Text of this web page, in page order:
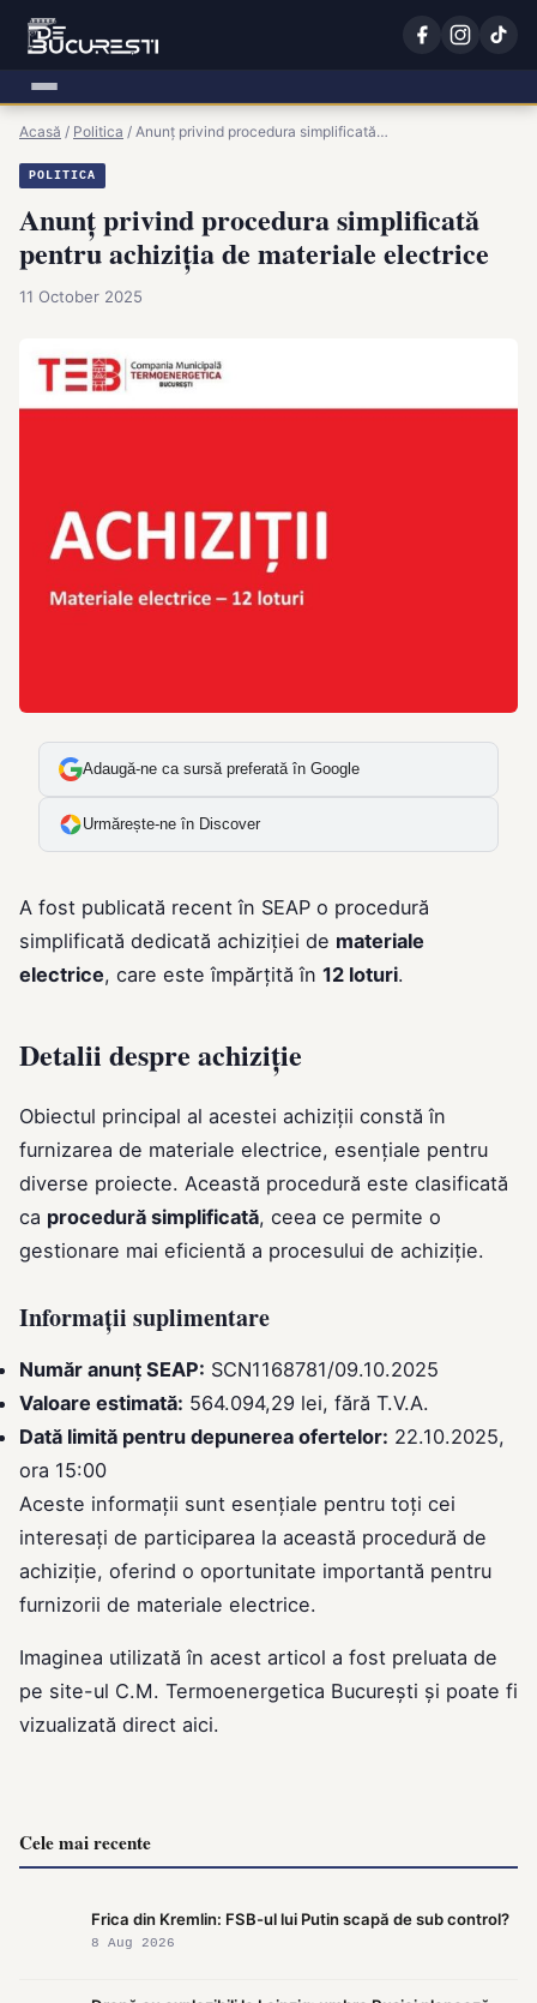
Acasă / Politica / Anunț privind procedura simplificată…
POLITICA
Anunț privind procedura simplificată
pentru achiziția de materiale electrice
11 October 2025
Adaugă-ne ca sursă preferată în Google
Urmărește-ne în Discover
A fost publicată recent în SEAP o procedură
simplificată dedicată achiziției de materiale
electrice, care este împărțită în 12 loturi.
Detalii despre achiziție
Obiectul principal al acestei achiziții constă în
furnizarea de materiale electrice, esențiale pentru
diverse proiecte. Această procedură este clasificată
ca procedură simplificată, ceea ce permite o
gestionare mai eficientă a procesului de achiziție.
Informații suplimentare
Număr anunț SEAP: SCN1168781/09.10.2025
Valoare estimată: 564.094,29 lei, fără T.V.A.
Dată limită pentru depunerea ofertelor: 22.10.2025,
ora 15:00
Aceste informații sunt esențiale pentru toți cei
interesați de participarea la această procedură de
achiziție, oferind o oportunitate importantă pentru
furnizorii de materiale electrice.
Imaginea utilizată în acest articol a fost preluata de
pe site-ul C.M. Termoenergetica București și poate fi
vizualizată direct aici.
Cele mai recente
Frica din Kremlin: FSB-ul lui Putin scapă de sub control?
8 Aug 2026